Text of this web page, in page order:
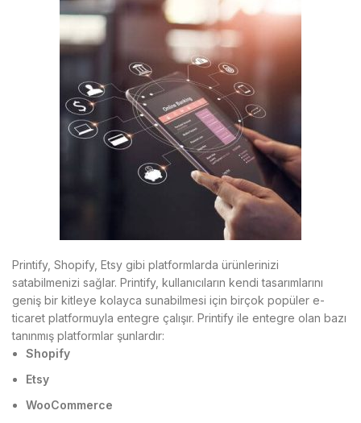
Printify, Shopify, Etsy gibi platformlarda ürünlerinizi
satabilmenizi sağlar. Printify, kullanıcıların kendi tasarımlarını
geniş bir kitleye kolayca sunabilmesi için birçok popüler e-
ticaret platformuyla entegre çalışır. Printify ile entegre olan bazı
tanınmış platformlar şunlardır:
Shopify
Etsy
WooCommerce